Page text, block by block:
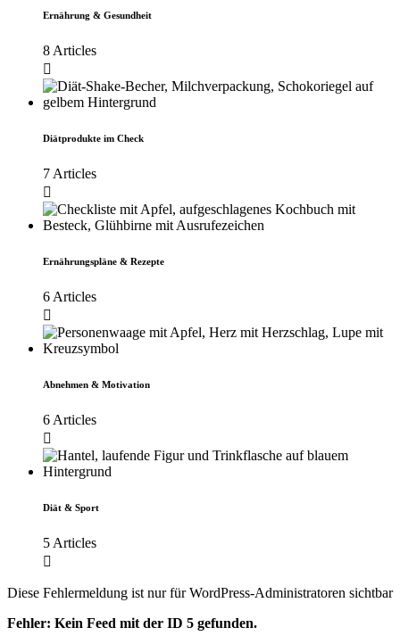
Ernährung & Gesundheit
8 Articles
Diätprodukte im Check
7 Articles
Ernährungspläne & Rezepte
6 Articles
Abnehmen & Motivation
6 Articles
Diät & Sport
5 Articles
Diese Fehlermeldung ist nur für WordPress-Administratoren sichtbar
Fehler: Kein Feed mit der ID 5 gefunden.